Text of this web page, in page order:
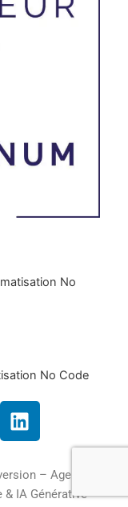
No
No Code
L
i
k
e
– Agence
IA Générative